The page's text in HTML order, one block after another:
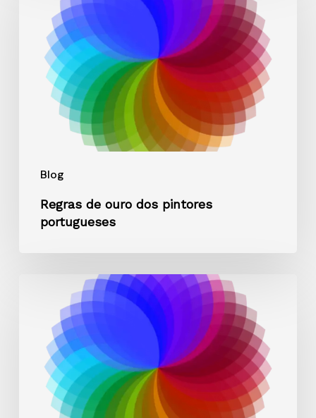
Blog
pintores
portugueses
Regras de ouro dos pintores
portugueses
parede
efeito
cimento?